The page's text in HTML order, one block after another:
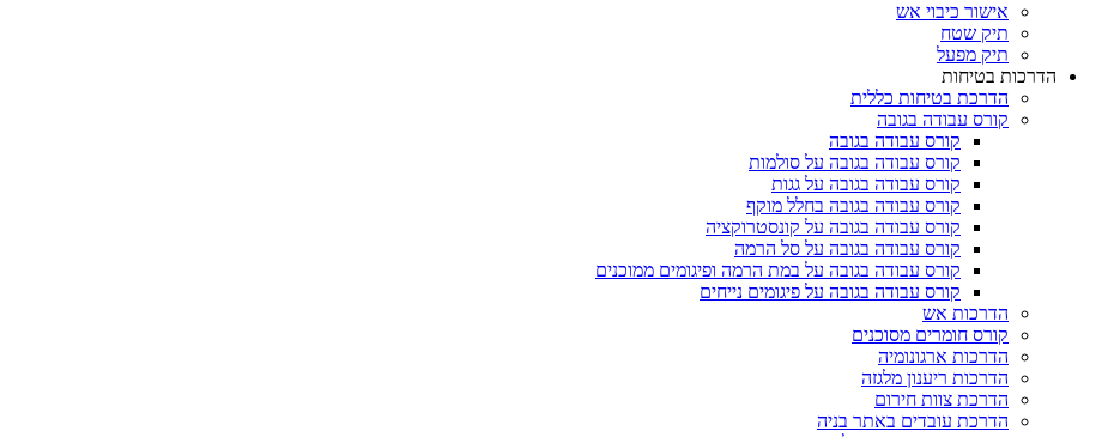
אישור כיבוי אש
תיק שטח
תיק מפעל
הדרכות בטיחות
הדרכת בטיחות כללית
קורס עבודה בגובה
קורס עבודה בגובה
קורס עבודה בגובה על סולמות
קורס עבודה בגובה על גגות
קורס עבודה בגובה בחלל מוקף
קורס עבודה בגובה על קונסטרוקציה
קורס עבודה בגובה על סל הרמה
קורס עבודה בגובה על במת הרמה ופיגומים ממוכנים
קורס עבודה בגובה על פיגומים נייחים
הדרכות אש
קורס חומרים מסוכנים
הדרכות ארגונומיה
הדרכות ריענון מלגזה
הדרכת צוות חירום
הדרכת עובדים באתר בניה